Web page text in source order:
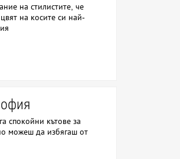
на стилистите, че
на косите си най-
спокойни кътове за
можеш да избягаш от